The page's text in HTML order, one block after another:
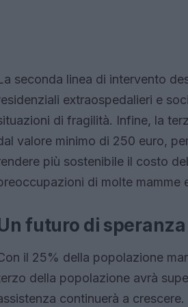
seconda linea di intervento
extraospedalieri e
di fragilità. Infine, la
valore minimo di 250 euro,
più sostenibile il costo
di molte mamme
futuro di
il 25% della popolazione
della popolazione avrà
continuerà a